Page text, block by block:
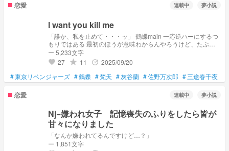
恋愛 連載中 夢小説
I want you kill me
「誰か、私を止めて・・・ッ」 鶴蝶main 一応逆ハーにするつ
もりではある 最初のほうが意味わからんやろうけど、たぶん
段々分かってくるはず
ー 5,233文字
favorite 27 grade 11 update 2025/09/20
#東京リベンジャーズ #鶴蝶 #梵天 #灰谷蘭 #佐野万次郎 #三途春千夜
恋愛 連載中 夢小説
Nj−嫌われ女子 記憶喪失のふりをしたら皆が
甘々になりました
「なんか嫌われてるんですけど…？」
ー 1,851文字